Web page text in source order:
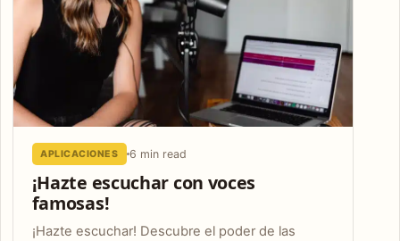
APLICACIONES 6 min read
¡Hazte escuchar con voces
famosas!
¡Hazte escuchar! Descubre el poder de las